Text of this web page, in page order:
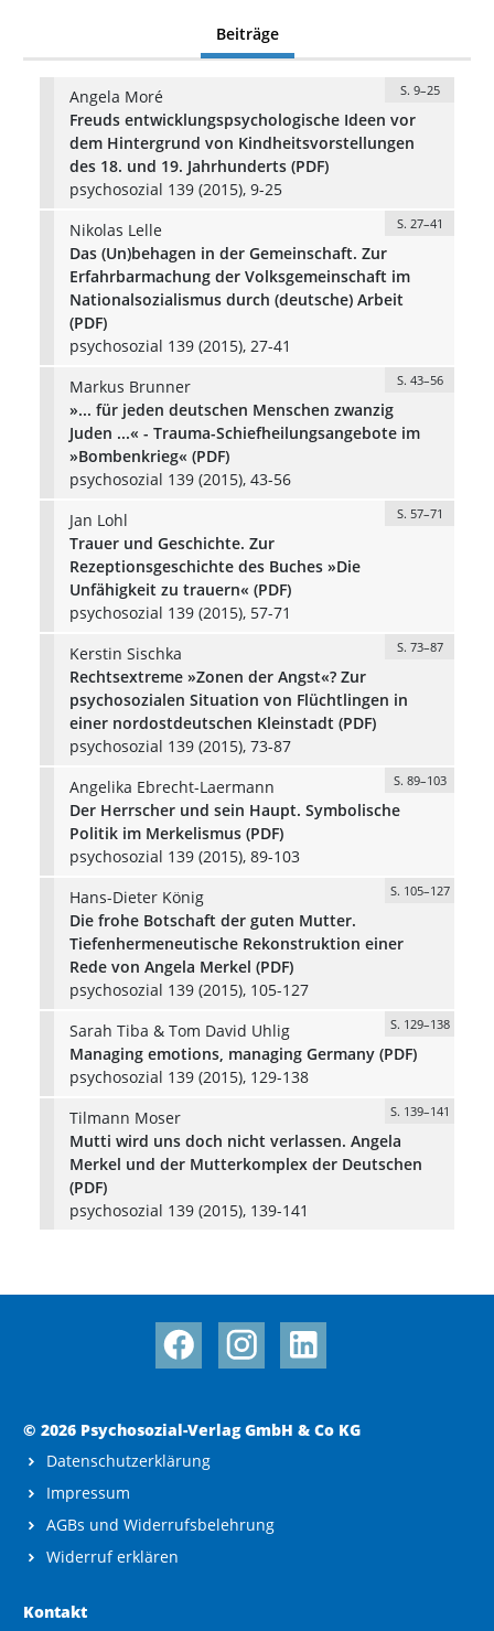
Beiträge
Angela Moré S. 9–25
Freuds entwicklungspsychologische Ideen vor
dem Hintergrund von Kindheitsvorstellungen
des 18. und 19. Jahrhunderts (PDF)
psychosozial 139 (2015), 9-25
Nikolas Lelle
S. 27–41
Das (Un)behagen in der Gemeinschaft. Zur
Erfahrbarmachung der Volksgemeinschaft im
Nationalsozialismus durch (deutsche) Arbeit
(PDF)
psychosozial 139 (2015), 27-41
Markus Brunner
S. 43–56
»... für jeden deutschen Menschen zwanzig
Juden ...« - Trauma-Schiefheilungsangebote im
»Bombenkrieg« (PDF)
psychosozial 139 (2015), 43-56
Jan Lohl
S. 57–71
Trauer und Geschichte. Zur
Rezeptionsgeschichte des Buches »Die
Unfähigkeit zu trauern« (PDF)
psychosozial 139 (2015), 57-71
Kerstin Sischka
S. 73–87
Rechtsextreme »Zonen der Angst«? Zur
psychosozialen Situation von Flüchtlingen in
einer nordostdeutschen Kleinstadt (PDF)
psychosozial 139 (2015), 73-87
Angelika Ebrecht-Laermann
S. 89–103
Der Herrscher und sein Haupt. Symbolische
Politik im Merkelismus (PDF)
psychosozial 139 (2015), 89-103
Hans-Dieter König
S. 105–127
Die frohe Botschaft der guten Mutter.
Tiefenhermeneutische Rekonstruktion einer
Rede von Angela Merkel (PDF)
psychosozial 139 (2015), 105-127
Sarah Tiba & Tom David Uhlig
S. 129–138
Managing emotions, managing Germany (PDF)
psychosozial 139 (2015), 129-138
Tilmann Moser
S. 139–141
Mutti wird uns doch nicht verlassen. Angela
Merkel und der Mutterkomplex der Deutschen
(PDF)
psychosozial 139 (2015), 139-141
© 2026 Psychosozial-Verlag GmbH & Co KG
Datenschutzerklärung
Impressum
AGBs und Widerrufsbelehrung
Widerruf erklären
Kontakt